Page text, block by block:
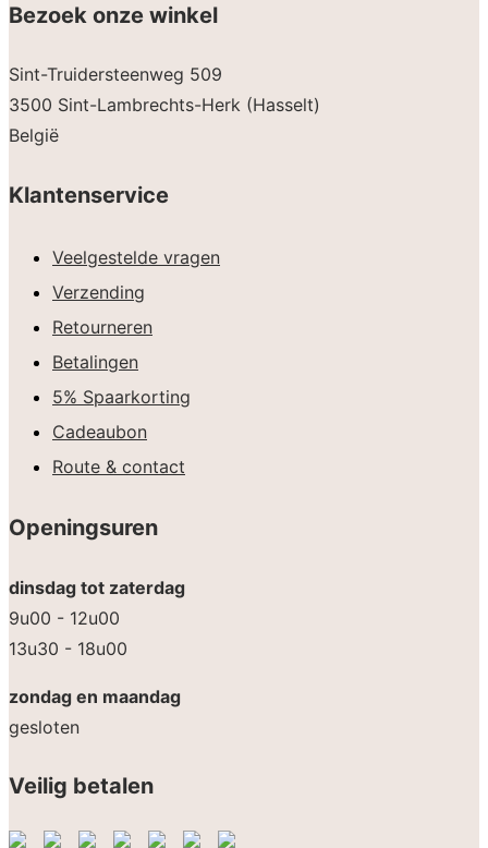
Bezoek onze winkel
Sint-Truidersteenweg 509
3500 Sint-Lambrechts-Herk (Hasselt)
België
Klantenservice
Veelgestelde vragen
Verzending
Retourneren
Betalingen
5% Spaarkorting
Cadeaubon
Route & contact
Openingsuren
dinsdag tot zaterdag
9u00 - 12u00
13u30 - 18u00
zondag en maandag
gesloten
Veilig betalen